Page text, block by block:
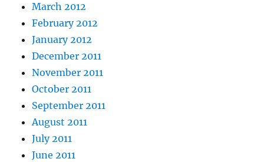
March 2012
February 2012
January 2012
December 2011
November 2011
October 2011
September 2011
August 2011
July 2011
June 2011